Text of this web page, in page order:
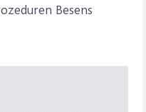
Besens